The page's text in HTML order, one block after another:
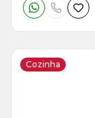
Cozinha